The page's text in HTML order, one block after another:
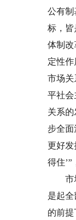
公有制
标，
体制
定性
市场
平社
关系
步全
更好
得住
市场
是起
的前